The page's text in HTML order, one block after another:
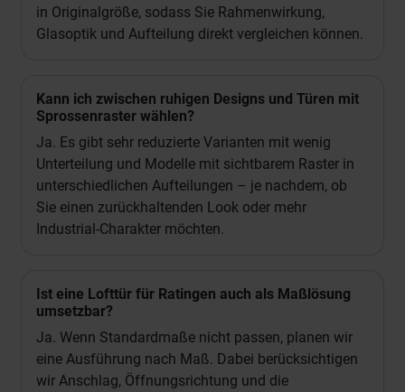
in Originalgröße, sodass Sie Rahmenwirkung,
Glasoptik und Aufteilung direkt vergleichen können.
Kann ich zwischen ruhigen Designs und Türen mit
Sprossenraster wählen?
Ja. Es gibt sehr reduzierte Varianten mit wenig
Unterteilung und Modelle mit sichtbarem Raster in
unterschiedlichen Aufteilungen – je nachdem, ob
Sie einen zurückhaltenden Look oder mehr
Industrial-Charakter möchten.
Ist eine Lofttür für Ratingen auch als Maßlösung
umsetzbar?
Ja. Wenn Standardmaße nicht passen, planen wir
eine Ausführung nach Maß. Dabei berücksichtigen
wir Anschlag, Öffnungsrichtung und die